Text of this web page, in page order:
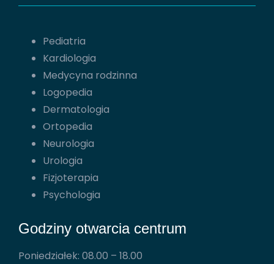
Pediatria
Kardiologia
Medycyna rodzinna
Logopedia
Dermatologia
Ortopedia
Neurologia
Urologia
Fizjoterapia
Psychologia
Godziny otwarcia centrum
Poniedziałek: 08.00 – 18.00